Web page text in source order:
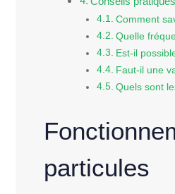
Comment
Quelle
Est-il
Faut-il une
Quels sont
particules